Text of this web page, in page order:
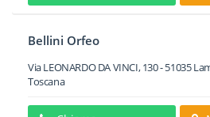
Bellini Orfeo
Via LEONARDO DA VINCI, 130-51035
Toscana